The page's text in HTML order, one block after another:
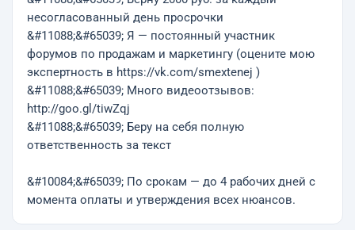
несогласованный день просрочки
&#11088;&#65039; Я — постоянный участник
форумов по продажам и маркетингу (оцените мою
экспертность в https://vk.com/smextenej )
&#11088;&#65039; Много видеоотзывов:
http://goo.gl/tiwZqj
&#11088;&#65039; Беру на себя полную
ответственность за текст
&#10084;&#65039; По срокам — до 4 рабочих дней с
момента оплаты и утверждения всех нюансов.